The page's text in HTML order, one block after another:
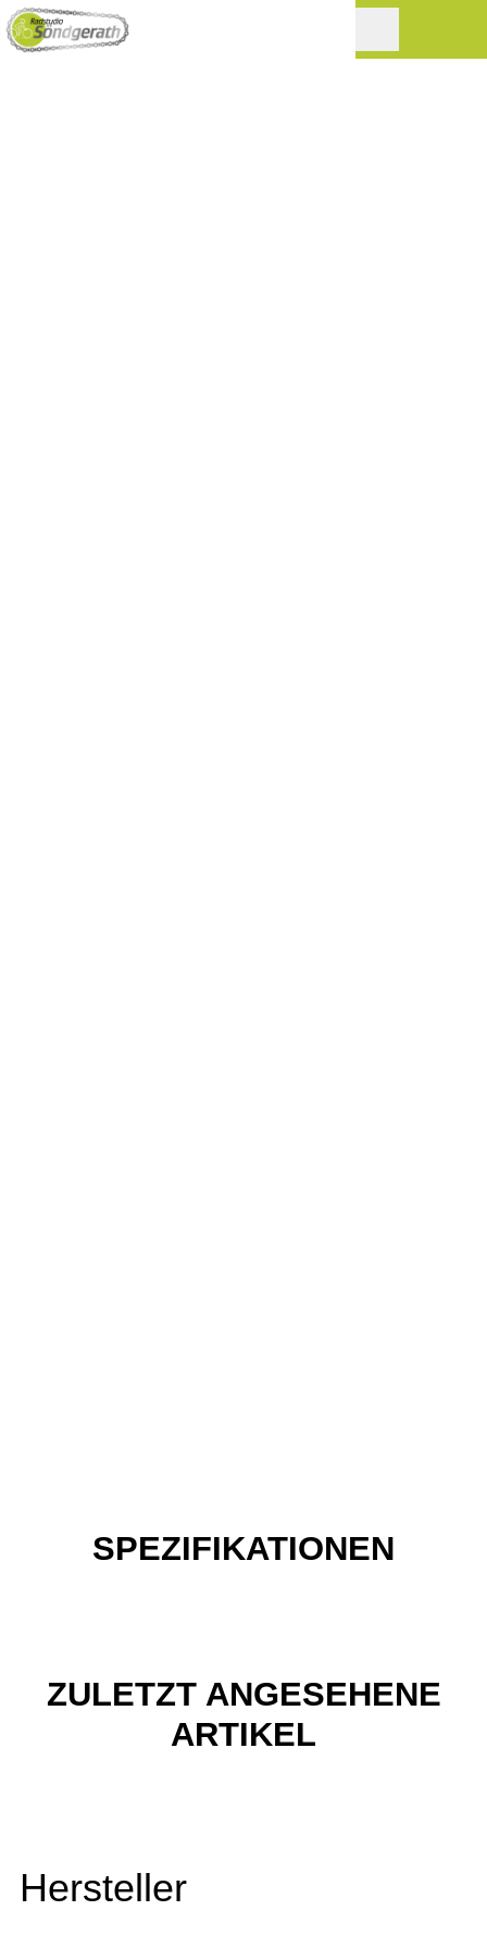
SPEZIFIKATIONEN
ZULETZT ANGESEHENE
ARTIKEL
Hersteller